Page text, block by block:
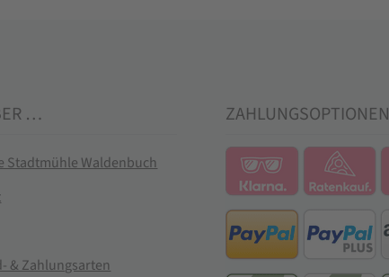
…
Stadtmühle Waldenbuch
& Zahlungsarten
ZAHLUNGSOPTIONEN